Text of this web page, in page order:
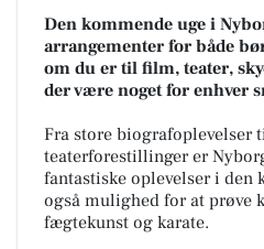
Den kommende uge i
arrangementer for både
om du er til film, teater,
der være noget for enhver
Fra store biografoplevelser
teaterforestillinger er
fantastiske oplevelser i den
også mulighed for at prøve
fægtekunst og karate.